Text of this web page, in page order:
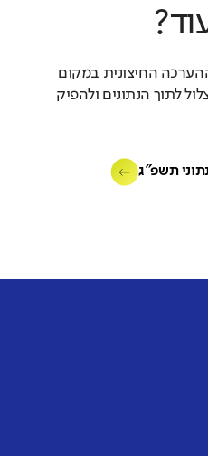
החיצונית במקום
לתוך הנתונים ולהפיק
נתוני תשפ"ג